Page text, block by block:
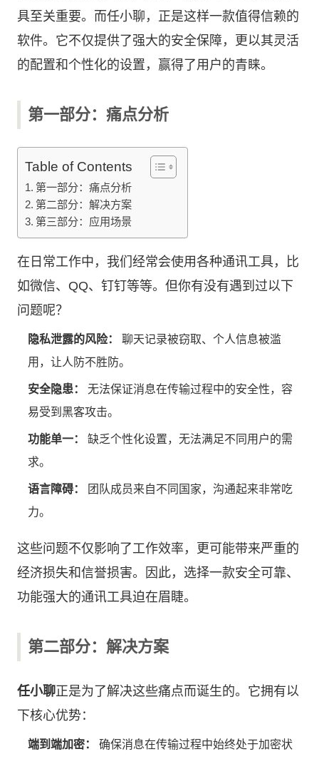
具至关重要。而任小聊，正是这样一款值得信赖的
软件。它不仅提供了强大的安全保障，更以其灵活
的配置和个性化的设置，赢得了用户的青睐。
第一部分：痛点分析
Table of Contents
第一部分：痛点分析
第二部分：解决方案
第三部分：应用场景
在日常工作中，我们经常会使用各种通讯工具，比
如微信、QQ、钉钉等等。但你有没有遇到过以下
问题呢？
隐私泄露的风险：
聊天记录被窃取、个人信息被滥
用，让人防不胜防。
安全隐患：
无法保证消息在传输过程中的安全性，容
易受到黑客攻击。
功能单一：
缺乏个性化设置，无法满足不同用户的需
求。
语言障碍：
团队成员来自不同国家，沟通起来非常吃
力。
这些问题不仅影响了工作效率，更可能带来严重的
经济损失和信誉损害。因此，选择一款安全可靠、
功能强大的通讯工具迫在眉睫。
第二部分：解决方案
任小聊正是为了解决这些痛点而诞生的。它拥有以
下核心优势：
端到端加密：
确保消息在传输过程中始终处于加密状